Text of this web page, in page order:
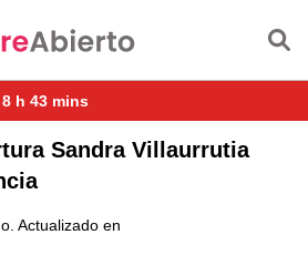
h 43 mins
Sandra Villaurrutia
Actualizado en